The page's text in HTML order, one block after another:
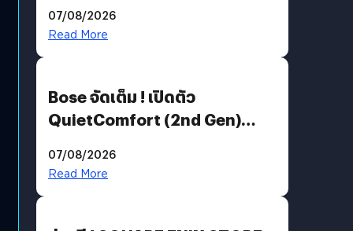
มีภาษาไทยด้วย
07/08/2026
Read More
Bose จัดเต็ม ! เปิดตัว
QuietComfort (2nd Gen)
07/08/2026
Read More